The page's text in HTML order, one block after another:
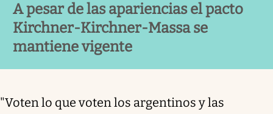
A pesar de las apariencias el pacto
Kirchner-Kirchner-Massa se
mantiene vigente
"Voten lo que voten los argentinos y las